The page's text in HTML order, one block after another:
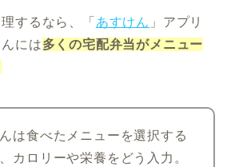
するなら、「 あすけん 」アプリ
には多くの宅配弁当がメニュー
は食べたメニューを選択する
カロリーや栄養をどう入力。